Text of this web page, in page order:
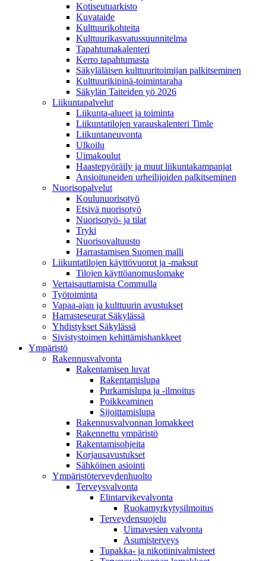
Kotiseutuarkisto
Kuvataide
Kulttuurikohteita
Kulttuurikasvatussuunnitelma
Tapahtumakalenteri
Kerro tapahtumasta
Säkyläläisen kulttuuritoimijan palkitseminen
Kulttuurikipinä-toimintaraha
Säkylän Taiteiden yö 2026
Liikuntapalvelut
Liikunta-alueet ja toiminta
Liikuntatilojen varauskalenteri Timle
Liikuntaneuvonta
Ulkoilu
Uimakoulut
Haastepyöräily ja muut liikuntakampanjat
Ansioituneiden urheilijoiden palkitseminen
Nuorisopalvelut
Koulunuorisotyö
Etsivä nuorisotyö
Nuorisotyö- ja tilat
Tryki
Nuorisovaltuusto
Harrastamisen Suomen malli
Liikuntatilojen käyttövuorot ja -maksut
Tilojen käyttöanomuslomake
Vertaisauttamista Commulla
Työtoiminta
Vapaa-ajan ja kulttuurin avustukset
Harrasteseurat Säkylässä
Yhdistykset Säkylässä
Sivistystoimen kehittämishankkeet
Ympä­ristö
Rakennusvalvonta
Rakentamisen luvat
Rakentamislupa
Purkamislupa ja -ilmoitus
Poikkeaminen
Sijoittamislupa
Rakennusvalvonnan lomakkeet
Rakennettu ympäristö
Rakentamisohjeita
Korjausavustukset
Sähköinen asiointi
Ympäristöterveydenhuolto
Terveysvalvonta
Elintarvikevalvonta
Ruokamyrkytysilmoitus
Terveydensuojelu
Uimavesien valvonta
Asumisterveys
Tupakka- ja nikotiinivalmisteet